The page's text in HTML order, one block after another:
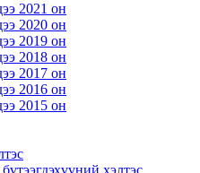
2021 он
2020 он
2019 он
2018 он
2017 он
2016 он
2015 он
хэлтэс